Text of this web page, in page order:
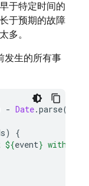
于特定时间的
于预期的故障
多。
发生的所有事
- Date.parse(
)
{
${event} with